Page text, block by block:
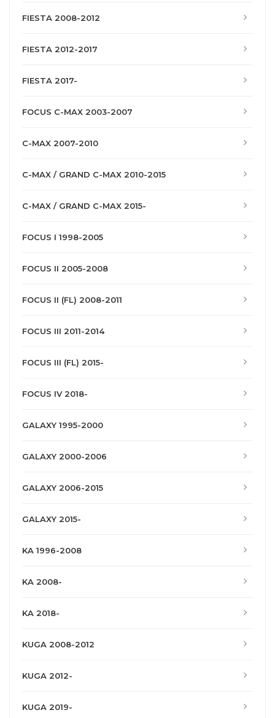
FIESTA 2008-2012
FIESTA 2012-2017
FIESTA 2017-
FOCUS C-MAX 2003-2007
C-MAX 2007-2010
C-MAX / GRAND C-MAX 2010-2015
C-MAX / GRAND C-MAX 2015-
FOCUS I 1998-2005
FOCUS II 2005-2008
FOCUS II (FL) 2008-2011
FOCUS III 2011-2014
FOCUS III (FL) 2015-
FOCUS IV 2018-
GALAXY 1995-2000
GALAXY 2000-2006
GALAXY 2006-2015
GALAXY 2015-
KA 1996-2008
KA 2008-
KA 2018-
KUGA 2008-2012
KUGA 2012-
KUGA 2019-